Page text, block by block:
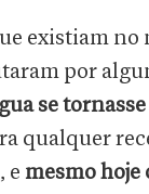
existiam no
por
se
qualquer
e mesmo hoje